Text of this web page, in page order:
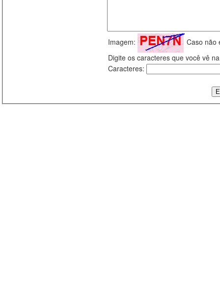
Imagem:
Caso não
Digite os caracteres que você vê
Caracteres: